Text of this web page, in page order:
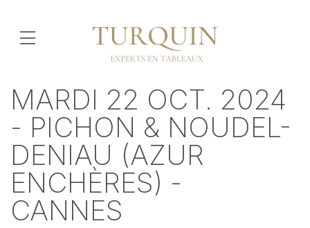
MARDI 22 OCT. 2024
- PICHON & NOUDEL-
DENIAU (AZUR
ENCHÈRES) -
CANNES